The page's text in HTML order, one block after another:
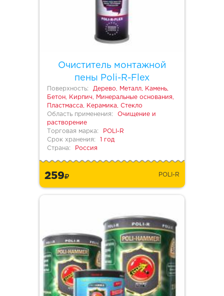
Очиститель монтажной
пены Poli-R-Flex
Поверхность:
Дерево, Металл, Камень,
Бетон, Кирпич, Минеральные основания,
Пластмасса, Керамика, Стекло
Область применения:
Очищение и
растворение
Торговая марка:
POLI-R
Срок хранения:
1 год
Страна:
Россия
259 POLI-R